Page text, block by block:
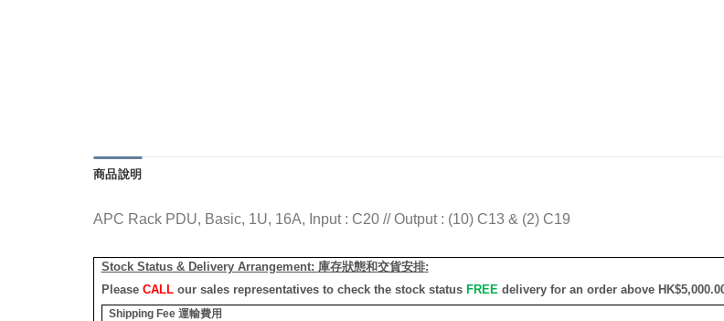
商品說明
APC Rack PDU, Basic, 1U, 16A, Input : C20 // Output : (10) C13 & (2) C19
Stock Status & Delivery Arrangement: 庫存狀態和交貨安排:
Please CALLour sales representatives to check the stock status FREEdelivery for an order above
Shipping Fee 運輸費用